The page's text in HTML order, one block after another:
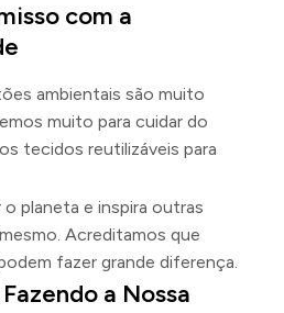
com a
ambientais são muito
muito para cuidar do
tecidos reutilizáveis para
o planeta e inspira outras
Acreditamos que
fazer grande diferença.
a Nossa